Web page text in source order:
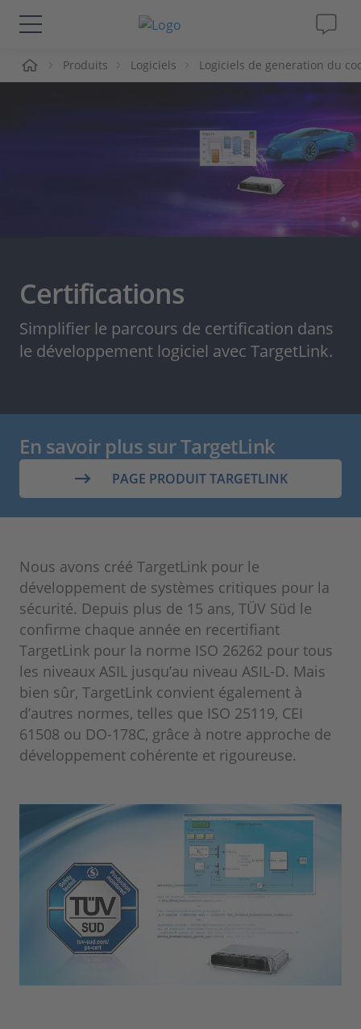
Solutions & Produits
Produits Logiciels Logiciels de generation du
Certifications
Simplifier le parcours de certification dans
le développement logiciel avec TargetLink.
En savoir plus sur TargetLink
PAGE PRODUIT TARGETLINK
Nous avons créé TargetLink pour le
développement de systèmes critiques pour la
sécurité. Depuis plus de 15 ans, TÜV Süd le
confirme chaque année en recertifiant
TargetLink pour la norme ISO 26262 pour tous
les niveaux ASIL jusqu’au niveau ASIL-D. Mais
bien sûr, TargetLink convient également à
d’autres normes, telles que ISO 25119, CEI
61508 ou DO-178C, grâce à notre approche de
développement cohérente et rigoureuse.